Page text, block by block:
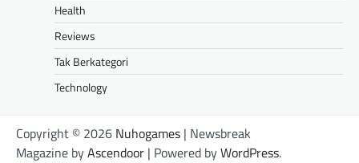
Health
Reviews
Tak Berkategori
Technology
Copyright © 2026 Nuhogames | Newsbreak
Magazine byAscendoor | Powered byWordPress.